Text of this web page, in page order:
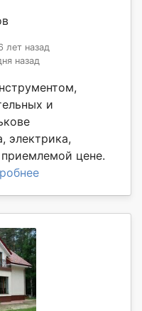
лет назад
назад
и
электрика,
цене.